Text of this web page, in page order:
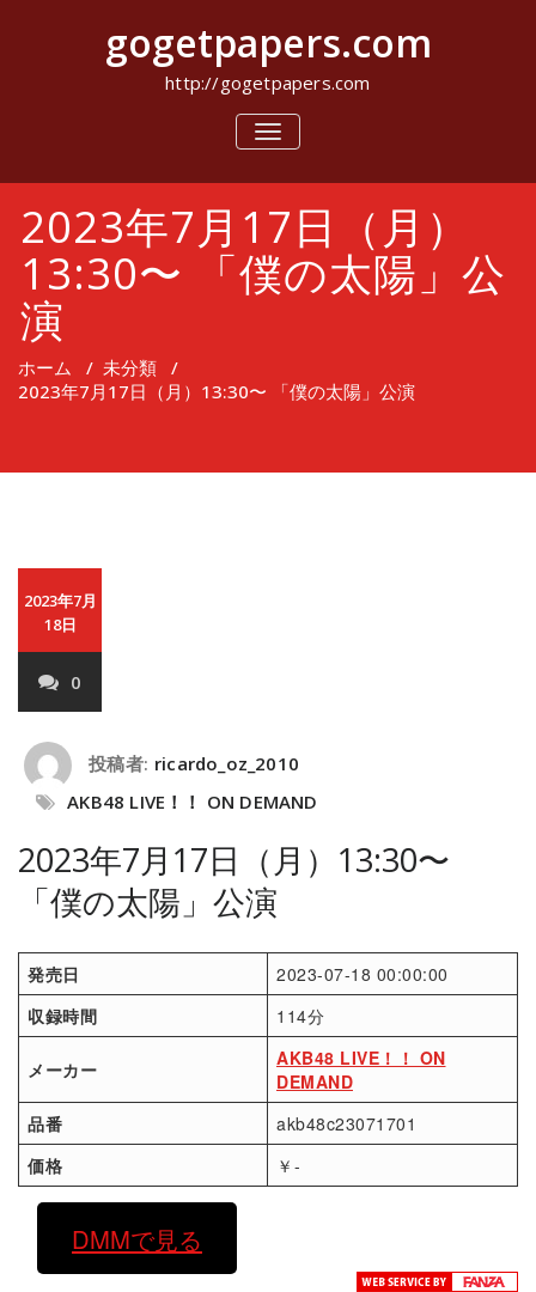
キ
gogetpapers.com
http://gogetpapers.com
ナ
ビ
シ
ョ
ン
を
切
2023年7月17日（月）
13:30〜 「僕の太陽」公
演
ホーム / 未分類 /
2023年7月17日（月）13:30〜 「僕の太陽」公演
2023年7月
18日
0
投稿者: ricardo_oz_2010
AKB48 LIVE！！ ON DEMAND
2023年7月17日（月）13:30〜
「僕の太陽」公演
発売日
2023-07-18 00:00:00
収録時間
114分
メーカー
AKB48 LIVE！！ ON
DEMAND
品番
akb48c23071701
価格
￥-
DMMで見る